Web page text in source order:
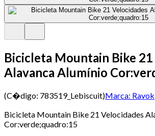
Bicicleta Mountain Bike
Alavanca Alumínio
(C�digo: 783519_Lebiscuit)Marca: Ravok
Bicicleta Mountain Bike 21 Velocidades
Cor:verde;quadro:15